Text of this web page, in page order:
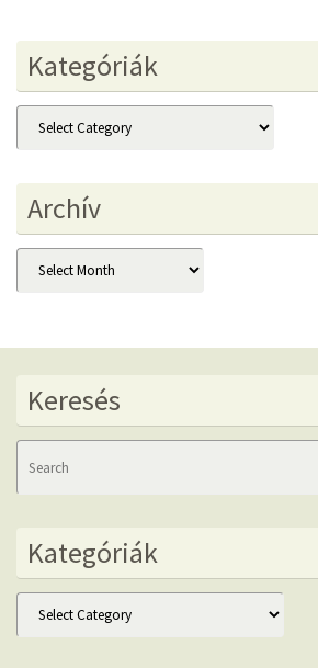
Kategóriák
Kategóriák
Archív
Archív
Keresés
Kategóriák
Kategóriák